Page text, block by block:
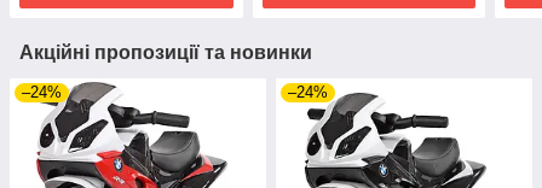
Акційні пропозиції та новинки
–24% –24%